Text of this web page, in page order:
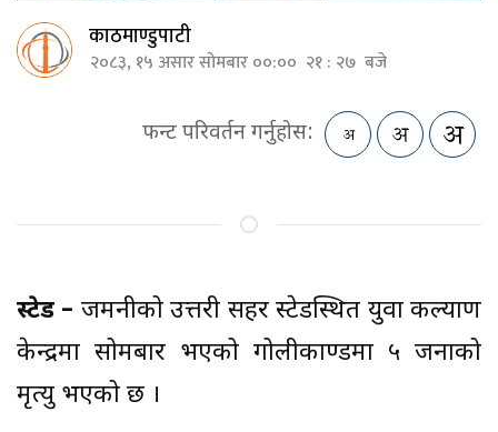
काठमाण्डुपाटी
२०८३, १५ असार सोमबार ००:०० २१ : २७ बजे
फन्ट परिवर्तन गर्नुहोस:
स्टेड – जर्मनीको उत्तरी सहर स्टेडस्थित युवा कल्याण
केन्द्रमा सोमबार भएको गोलीकाण्डमा ५ जनाको
मृत्यु भएको छ ।